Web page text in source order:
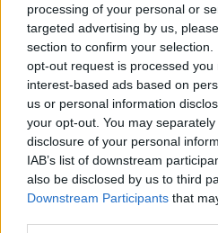
processing of your personal or
targeted advertising by us,
section to confirm your
opt-out request is processed you
interest-based ads based on
us or personal information
your opt-out. You may
disclosure of your personal
IAB’s list of downstream
also be disclosed by us to third
Downstream Participants that
Más leídos